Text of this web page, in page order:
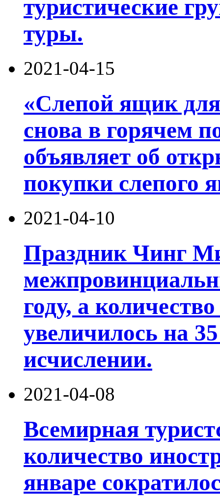
туристические
туры.
2021-04-15
«Слепой ящик
снова в горячем
объявляет об
покупки слепого
2021-04-10
Праздник Чинг
году, а
увеличилось на
исчислении.
2021-04-08
Всемирная
количество
январе